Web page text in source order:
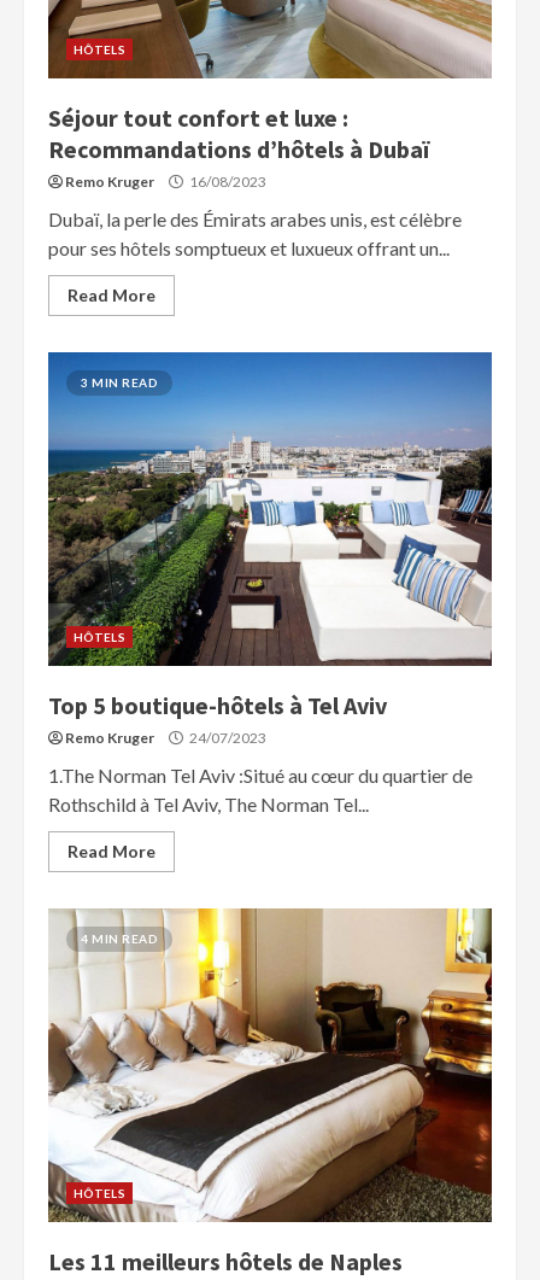
HÔTELS
Séjour tout confort et luxe :
Recommandations d’hôtels à Dubaï
Remo Kruger 16/08/2023
Dubaï, la perle des Émirats arabes unis, est célèbre
pour ses hôtels somptueux et luxueux offrant un...
Read More
3 MIN READ
HÔTELS
Top 5 boutique-hôtels à Tel Aviv
Remo Kruger 24/07/2023
1.The Norman Tel Aviv :Situé au cœur du quartier de
Rothschild à Tel Aviv, The Norman Tel...
Read More
4 MIN READ
HÔTELS
Les 11 meilleurs hôtels de Naples